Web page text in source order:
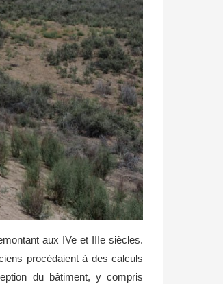
aux IVe et IIIe siècles.
procédaient à des calculs
du bâtiment, y compris